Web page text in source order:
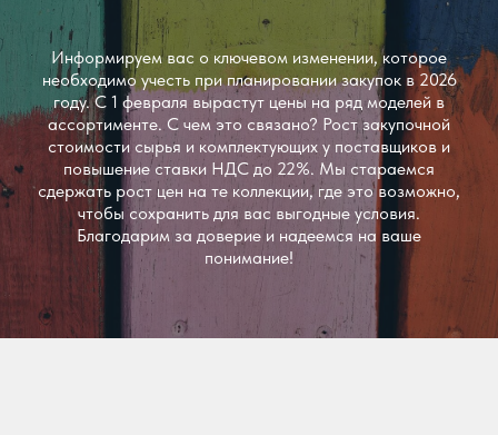
Информируем вас о ключевом изменении, которое
необходимо учесть при планировании закупок в 2026
году. С 1 февраля вырастут цены на ряд моделей в
ассортименте. С чем это связано? Рост закупочной
стоимости сырья и комплектующих у поставщиков и
повышение ставки НДС до 22%. Мы стараемся
сдержать рост цен на те коллекции, где это возможно,
чтобы сохранить для вас выгодные условия.
Благодарим за доверие и надеемся на ваше
понимание!